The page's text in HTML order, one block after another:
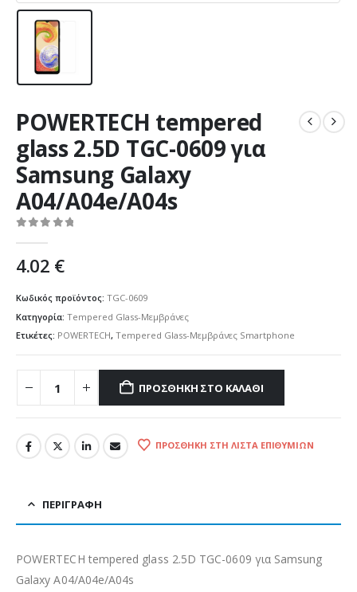
POWERTECH tempered
glass 2.5D TGC-0609 για
Samsung Galaxy
A04/A04e/A04s
4.02 €
Κωδικός προϊόντος: TGC-0609
Κατηγορία: Tempered Glass-Μεμβράνες
Ετικέτες: POWERTECH, Tempered Glass-Μεμβράνες Smartphone
ΠΡΟΣΘΉΚΗ ΣΤΟ ΚΑΛΆΘΙ
ΠΡΟΣΘΉΚΗ ΣΤΗ ΛΊΣΤΑ ΕΠΙΘΥΜΙΏΝ
ΠΕΡΙΓΡΑΦΉ
POWERTECH tempered glass 2.5D TGC-0609 για Samsung
Galaxy A04/A04e/A04s